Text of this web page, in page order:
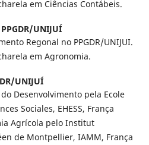
em Ciências Contábeis.
PPGDR/UNIJUÍ
Regonal no PPGDR/UNIJUI.
em Agronomia.
UNIJUÍ
Desenvolvimento pela Ecole
Sociales, EHESS, França
Agrícola pelo Institut
de Montpellier, IAMM, França